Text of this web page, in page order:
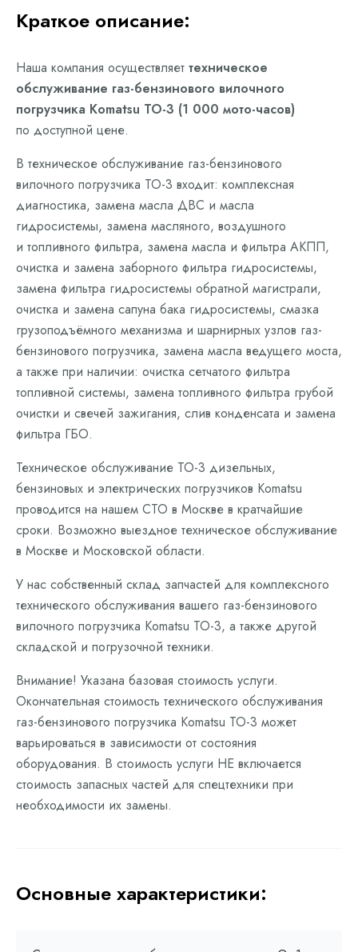
Краткое описание:
Наша компания осуществляет техническое
обслуживание газ-бензинового вилочного
погрузчика Komatsu ТО-3 (1 000 мото-часов)
по доступной цене.
В техническое обслуживание газ-бензинового
вилочного погрузчика ТО-3 входит: комплексная
диагностика, замена масла ДВС и масла
гидросистемы, замена масляного, воздушного
и топливного фильтра, замена масла и фильтра АКПП,
очистка и замена заборного фильтра гидросистемы,
замена фильтра гидросистемы обратной магистрали,
очистка и замена сапуна бака гидросистемы, смазка
грузоподъёмного механизма и шарнирных узлов газ-
бензинового погрузчика, замена масла ведущего моста,
а также при наличии: очистка сетчатого фильтра
топливной системы, замена топливного фильтра грубой
очистки и свечей зажигания, слив конденсата и замена
фильтра ГБО.
Техническое обслуживание ТО-3 дизельных,
бензиновых и электрических погрузчиков Komatsu
проводится на нашем СТО в Москве в кратчайшие
сроки. Возможно выездное техническое обслуживание
в Москве и Московской области.
У нас собственный склад запчастей для комплексного
технического обслуживания вашего газ-бензинового
вилочного погрузчика Komatsu ТО-3, а также другой
складской и погрузочной техники.
Внимание! Указана базовая стоимость услуги.
Окончательная стоимость технического обслуживания
газ-бензинового погрузчика Komatsu ТО-3 может
варьироваться в зависимости от состояния
оборудования. В стоимость услуги НЕ включается
стоимость запасных частей для спецтехники при
необходимости их замены.
Основные характеристики: